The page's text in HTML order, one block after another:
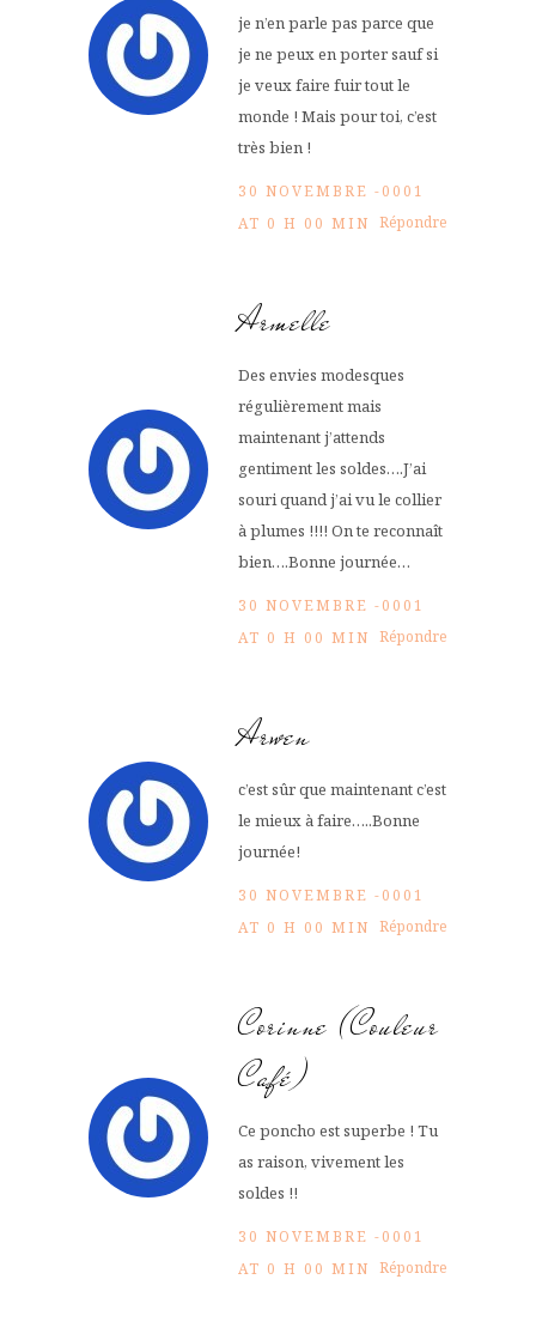
je n’en parle pas parce que
je ne peux en porter sauf si
je veux faire fuir tout le
monde ! Mais pour toi, c’est
très bien !
30 NOVEMBRE -0001
AT 0 H 00 MIN Répondre
Armelle
Des envies modesques
régulièrement mais
maintenant j’attends
gentiment les soldes….J’ai
souri quand j’ai vu le collier
à plumes !!!! On te reconnaît
bien….Bonne journée…
30 NOVEMBRE -0001
AT 0 H 00 MIN Répondre
Arwen
c’est sûr que maintenant c’est
le mieux à faire…..Bonne
journée!
30 NOVEMBRE -0001
AT 0 H 00 MIN Répondre
Corinne (Couleur
Café)
Ce poncho est superbe ! Tu
as raison, vivement les
soldes !!
30 NOVEMBRE -0001
AT 0 H 00 MIN Répondre